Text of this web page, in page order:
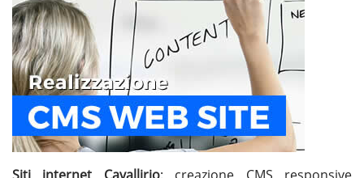
Siti internet Cavallirio: creazione CMS responsive